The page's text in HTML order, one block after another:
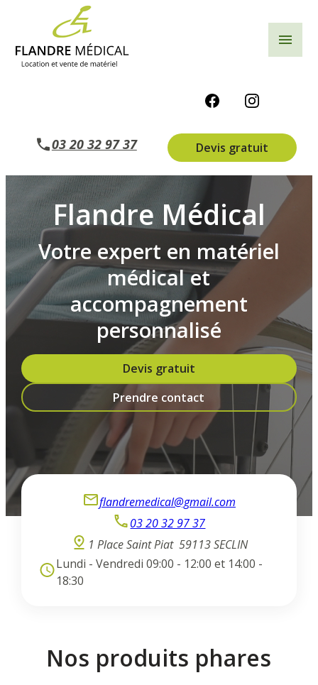
menu
03 20 32 97 37 Devis gratuit
Flandre Médical
Votre expert en matériel
médical et
accompagnement
personnalisé
Devis gratuit
Prendre contact
flandremedical@gmail.com
03 20 32 97 37
1 Place Saint Piat 59113 SECLIN
Lundi - Vendredi 09:00 - 12:00 et 14:00 -
18:30
Nos produits phares
Panneau de gestion des cookies